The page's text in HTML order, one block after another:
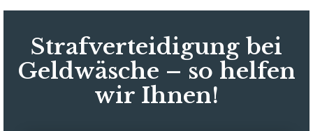
Strafverteidigung bei
Geldwäsche – so helfen
wir Ihnen!